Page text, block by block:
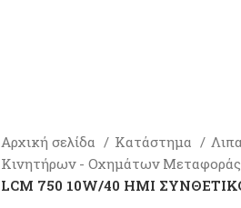
Αρχική σελίδα Κατάστημα
Κινητήρων - Οχημάτων
LCM 750 10W/40 ΗΜΙ